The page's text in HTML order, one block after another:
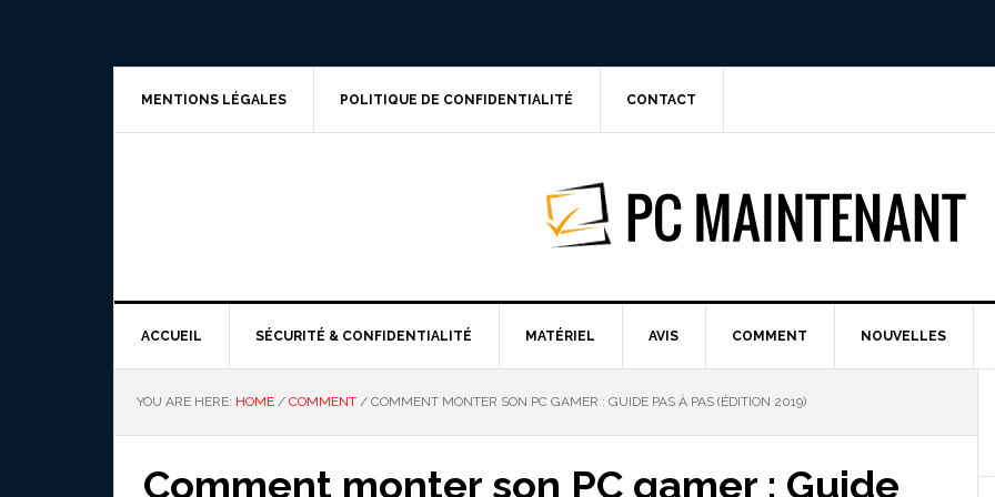
MENTIONS LÉGALES POLITIQUE DE CONFIDENTIALITÉ CONTACT
ACCUEIL SÉCURITÉ & CONFIDENTIALITÉ MATÉRIEL AVIS COMMENT NOUVELLES
YOU ARE HERE: HOME / COMMENT / COMMENT MONTER SON PC GAMER : GUIDE PAS À PAS (ÉDITION 2019)
Comment monter son PC gamer : Guide